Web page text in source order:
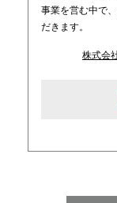
事業を営む中で
だきます。
株式会